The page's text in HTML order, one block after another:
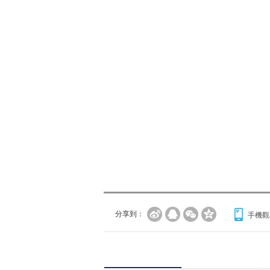
分享到： 手機